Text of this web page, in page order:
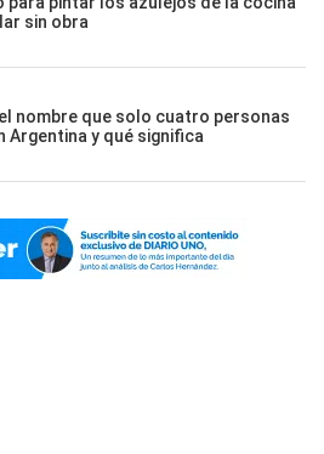
sin obra
nombre que solo cuatro personas
Argentina y qué significa